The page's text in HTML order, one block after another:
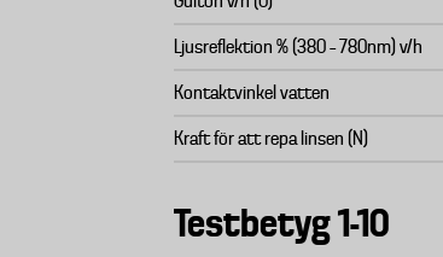
Ljusreflektion % (380 – 780nm) v/h
Kontaktvinkel vatten
Kraft för att repa linsen (N)
Testbetyg 1-10